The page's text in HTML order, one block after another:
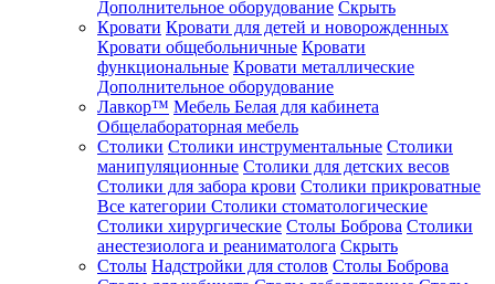
Дополнительное оборудование Скрыть
Кровати Кровати для детей и новорожденных
Кровати общебольничные Кровати
функциональные Кровати металлические
Дополнительное оборудование
Лавкор™ Мебель Белая для кабинета
Общелабораторная мебель
Столики Столики инструментальные Столики
манипуляционные Столики для детских весов
Столики для забора крови Столики прикроватные
Все категории Столики стоматологические
Столики хирургические Столы Боброва Столики
анестезиолога и реаниматолога Скрыть
Столы Надстройки для столов Столы Боброва